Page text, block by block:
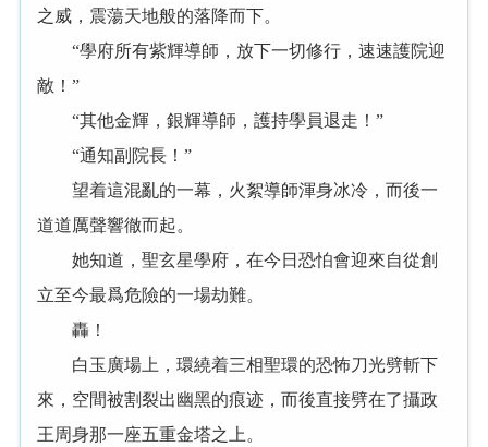
之威，震蕩天地般的落降而下。
“學府所有紫輝導師，放下一切修行，速速護院迎
敵！”
“其他金輝，銀輝導師，護持學員退走！”
“通知副院長！”
望着這混亂的一幕，火絮導師渾身冰冷，而後一
道道厲聲響徹而起。
她知道，聖玄星學府，在今日恐怕會迎來自從創
立至今最爲危險的一場劫難。
轟！
白玉廣場上，環繞着三相聖環的恐怖刀光劈斬下
來，空間被割裂出幽黑的痕迹，而後直接劈在了攝政
王周身那一座五重金塔之上。